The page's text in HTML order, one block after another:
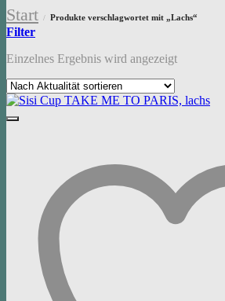
Start / Produkte verschlagwortet mit „Lachs“
Filter
Einzelnes Ergebnis wird angezeigt